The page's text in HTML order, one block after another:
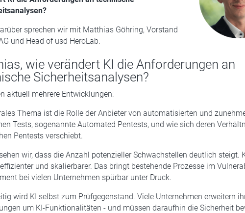
sprechen wir mit Matthias Göhring, Vorstand
und Head of usd HeroLab.
wie verändert KI die Anforderungen an
Sicherheitsanalysen?
aktuell mehrere Entwicklungen:
Thema ist die Rolle der Anbieter von automatisierten und
Tests, sogenannte Automated Pentests, und wie sich deren
Pentests verschiebt.
wir, dass die Anzahl potenzieller Schwachstellen deutlich steigt.
und skalierbarer. Das bringt bestehende Prozesse im
bei vielen Unternehmen spürbar unter Druck.
wird KI selbst zum Prüfgegenstand. Viele Unternehmen erweitern
um KI-Funktionalitäten - und müssen daraufhin die Sicherheit